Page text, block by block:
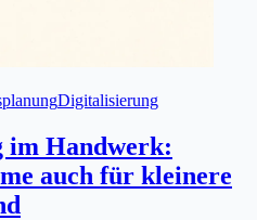
Digitalisierung
im Handwerk:
auch für kleinere